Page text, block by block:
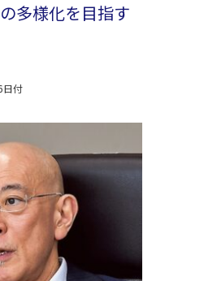
多様化を目指す
日付